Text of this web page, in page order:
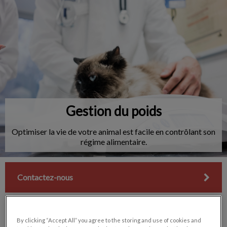
IvcPractices.HeaderNav.Search.Label
Gestion du poids
Optimiser la vie de votre animal est facile en contrôlant son
régime alimentaire.
Contactez-nous
By clicking “Accept All” you agree to the storing and use of cookies and